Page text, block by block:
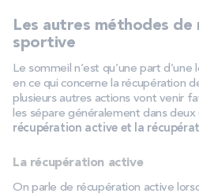
Les autres méthodes de
sportive
Le sommeil n’est qu’une part
en ce qui concerne la récupération
plusieurs autres actions vont venir
les sépare généralement dans
récupération active et la
La récupération active
On parle de récupération active